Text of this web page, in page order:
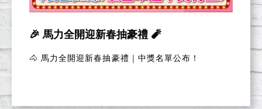
🎉 馬力全開迎新春抽豪禮 🧨
🐴 馬力全開迎新春抽豪禮｜中獎名單公布！